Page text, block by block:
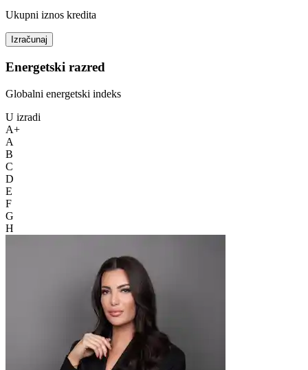
Ukupni iznos kredita
Izračunaj
Energetski razred
Globalni energetski indeks
U izradi
A+
A
B
C
D
E
F
G
H